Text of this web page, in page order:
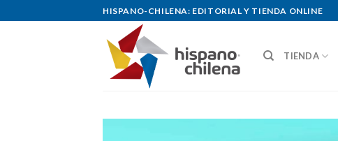
to
HISPANO-CHILENA: EDITORIAL Y TIENDA ONLINE
TIENDA